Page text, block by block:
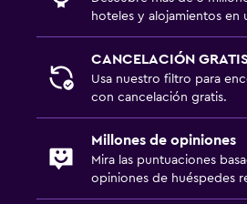
Estacionamiento y transporte
Carga de vehículos eléctricos
Estacionamiento
Estacionamiento privado
Habitación
Cama plegable
hoteles y alojamientos en
CANCELACIÓN
Usa nuestro filtro para
con cancelación gratis.
Millones de opiniones
Mira las puntuaciones
opiniones de huéspedes